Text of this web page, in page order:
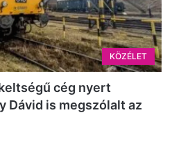
KÖZÉLET
cég nyert
Dávid is megszólalt az